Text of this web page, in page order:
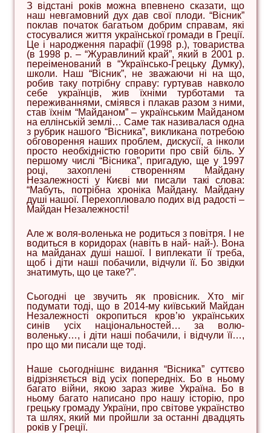
З відстані років можна впевнено сказати, що
наш невгамовний дух дав свої плоди. “Вісник”
поклав початок багатьом добрим справам, які
стосувалися життя української громади в Греції.
Це і народження парафії (1998 р.), товариства
(в 1998 р. – “Журавлиний край”, який в 2001 р.
переіменований в “Українсько-Грецьку Думку),
школи. Наш “Вісник”, не зважаючи ні на що,
робив таку потрібну справу: гуртував навколо
себе українців, жив їхніми турботами та
переживаннями, сміявся і плакав разом з ними,
став їхнім “Майданом” – українським Майданом
на еллінській землі… Саме так називалася одна
з рубрик нашого “Вісника”, викликана потребою
обговорення наших проблем, дискусії, а інколи
просто необхідністю говорити про свій біль. У
першому числі “Вісника”, пригадую, ще у 1997
році, захоплені створенням Майдану
Незалежності у Києві ми писали такі слова:
“Мабуть, потрібна хроніка Майдану. Майдану
душі нашої. Перехоплювало подих від радості –
Майдан Незалежності!
Але ж воля-воленька не родиться з повітря. І не
водиться в коридорах (навіть в най- най-). Вона
на майданах душі нашої. І виплекати її треба,
щоб і діти наші побачили, відчули її. Бо звідки
знатимуть, що це таке?”.
Сьогодні це звучить як провісник. Хто міг
подумати тоді, що в 2014-му київський Майдан
Незалежності окропиться кров’ю українських
синів усіх національностей… за волю-
воленьку…, і діти наші побачили, і відчули її…,
про що ми писали ще тоді.
Наше сьогоднішнє видання “Вісника” суттєво
відрізняється від усіх попередніх. Бо в ньому
багато війни, якою зараз живе Україна. Бо в
ньому багато написано про нашу історію, про
грецьку громаду України, про світове українство
та шлях, який ми пройшли за останні двадцять
років у Греції.